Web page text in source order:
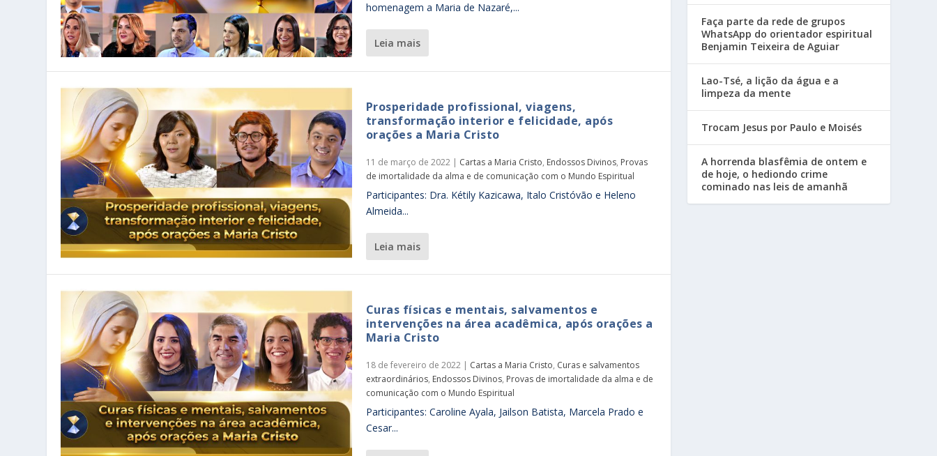
homenagem a Maria de Nazaré,...
leia mais
Prosperidade profissional, viagens,
transformação interior e felicidade, após
orações a Maria Cristo
11 de março de 2022| Cartas a Maria Cristo, Endossos Divinos, Provas
de imortalidade da alma e de comunicação com o Mundo Espiritual
Participantes: Dra. Kétily Kazicawa, Italo Cristóvão e Heleno
Almeida...
leia mais
Curas físicas e mentais, salvamentos e
intervenções na área acadêmica, após orações a
Maria Cristo
18 de fevereiro de 2022| Cartas a Maria Cristo, Curas e salvamentos
extraordinários, Endossos Divinos, Provas de imortalidade da alma e de
comunicação com o Mundo Espiritual
Participantes: Caroline Ayala, Jailson Batista, Marcela Prado e
Cesar...
Faça parte da rede de grupos
WhatsApp do orientador espiritual
Benjamin Teixeira de Aguiar
Lao-Tsé, a lição da água e a
limpeza da mente
Trocam Jesus por Paulo e Moisés
A horrenda blasfêmia de ontem e
de hoje, o hediondo crime
cominado nas leis de amanhã